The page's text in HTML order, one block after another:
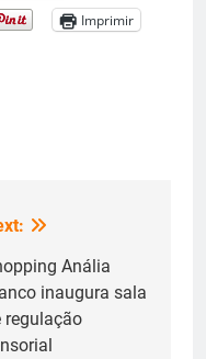
Imprimir
Anália
inaugura sala
regulação